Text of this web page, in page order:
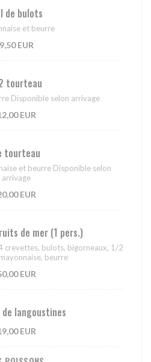
de bulots
et beurre
9,50 EUR
tourteau
Disponible selon arrivage
EUR
tourteau
et beurre Disponible selon
arrivage
EUR
de mer (1 pers.)
crevettes, bulots, bigorneaux, 1/2
beurre
EUR
langoustines
EUR